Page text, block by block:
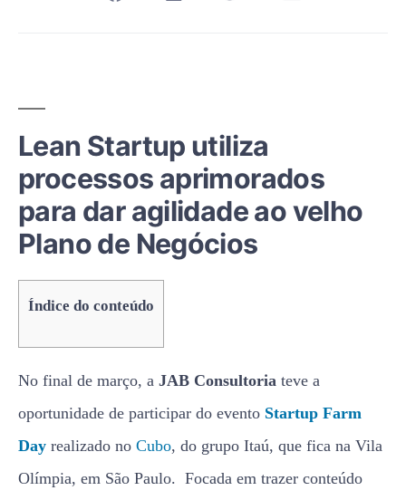
Lean Startup utiliza
processos aprimorados
para dar agilidade ao velho
Plano de Negócios
Índice do conteúdo
No final de março, a JAB Consultoria teve a
oportunidade de participar do evento Startup Farm
Day realizado no Cubo, do grupo Itaú, que fica na Vila
Olímpia, em São Paulo. Focada em trazer conteúdo